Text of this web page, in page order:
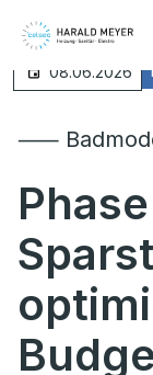
08.06.2026
⸺